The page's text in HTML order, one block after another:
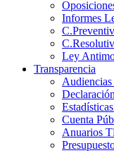
Informes
Ley
Transparencia
Audiencias
Estadísticas
Cuenta
Anuarios